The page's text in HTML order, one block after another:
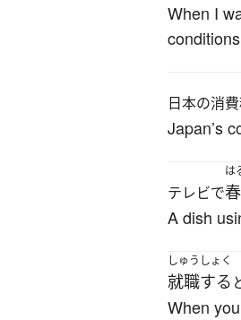
When I
日本の消
Japan’s
テレビで
は
A dish
しゅうしょく
就職する
When